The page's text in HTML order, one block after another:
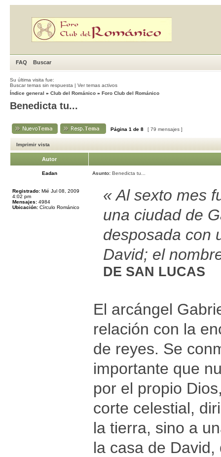
FAQ Buscar
Su última visita fue:
Buscar temas sin respuesta | Ver temas activos
Índice general » Club del Románico » Foro Club del Románico
Benedicta tu...
Página 1 de 8 [ 79 mensajes ]
Imprimir vista
Autor
Eadan Asunto: Benedicta tu...
Registrado: Mié Jul 08, 2009
4:02 pm
Mensajes: 4984
Ubicación: Círculo Románico
« Al sexto mes
una ciudad de
desposada con
David; el
DE SAN LUCAS
El arcángel
relación con la
de reyes. Se
importante que
por el propio
corte celestial,
la tierra, sino a
la casa de